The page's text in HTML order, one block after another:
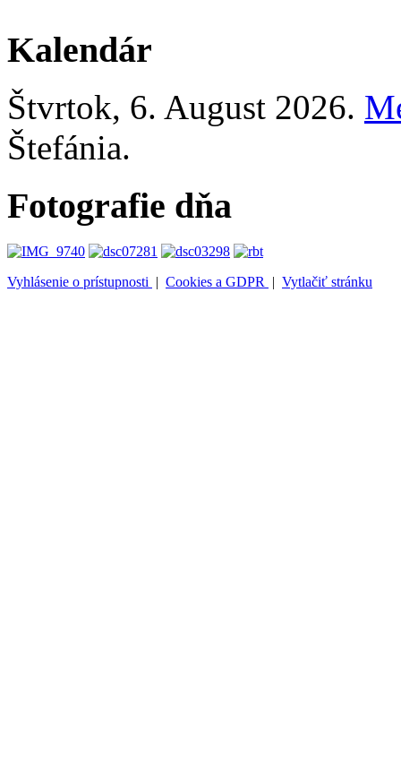
Kalendár
Štvrtok, 6. August 2026.
Štefánia.
Fotografie dňa
Vyhlásenie o prístupnosti | Cookies a GDPR | Vytlačiť stránku